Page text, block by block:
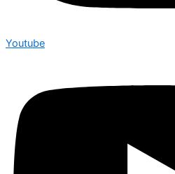
Youtube